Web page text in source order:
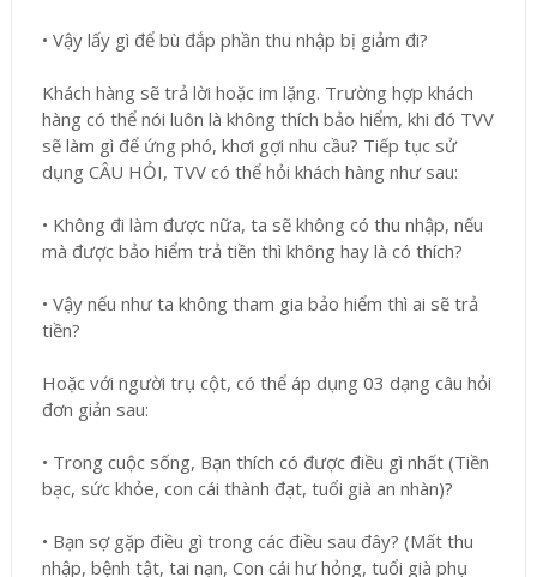
• Vậy lấy gì để bù đắp phần thu nhập bị giảm đi?
Khách hàng sẽ trả lời hoặc im lặng. Trường hợp khách
hàng có thể nói luôn là không thích bảo hiểm, khi đó TVV
sẽ làm gì để ứng phó, khơi gợi nhu cầu? Tiếp tục sử
dụng CÂU HỎI, TVV có thể hỏi khách hàng như sau:
• Không đi làm được nữa, ta sẽ không có thu nhập, nếu
mà được bảo hiểm trả tiền thì không hay là có thích?
• Vậy nếu như ta không tham gia bảo hiểm thì ai sẽ trả
tiền?
Hoặc với người trụ cột, có thể áp dụng 03 dạng câu hỏi
đơn giản sau:
• Trong cuộc sống, Bạn thích có được điều gì nhất (Tiền
bạc, sức khỏe, con cái thành đạt, tuổi già an nhàn)?
• Bạn sợ gặp điều gì trong các điều sau đây? (Mất thu
nhập, bệnh tật, tai nạn, Con cái hư hỏng, tuổi già phụ